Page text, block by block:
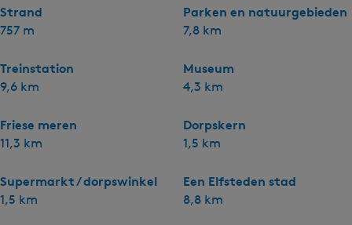
Strand
757 m
Parken en natuurgebieden
7,8 km
Treinstation
9,6 km
Museum
4,3 km
Friese meren
11,3 km
Dorpskern
1,5 km
Supermarkt / dorpswinkel
1,5 km
Een Elfsteden stad
8,8 km